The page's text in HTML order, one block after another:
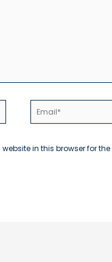
in this browser for